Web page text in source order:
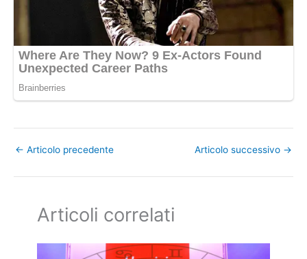
← Articolo precedente Articolo successivo →
Articoli correlati